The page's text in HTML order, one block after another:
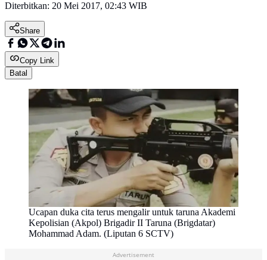
Diterbitkan: 20 Mei 2017, 02:43 WIB
Share
Copy Link
Batal
Ucapan duka cita terus mengalir untuk taruna Akademi
Kepolisian (Akpol) Brigadir II Taruna (Brigdatar)
Mohammad Adam. (Liputan 6 SCTV)
Advertisement